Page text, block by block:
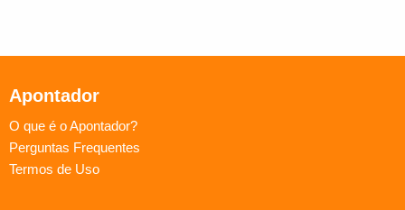
Apontador
O que é o Apontador?
Perguntas Frequentes
Termos de Uso